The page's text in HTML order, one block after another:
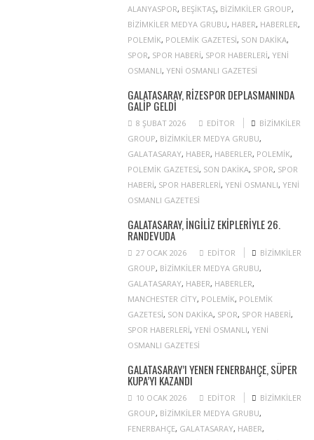
ALANYASPOR, BEŞIKTAŞ, BIZIMKILER GROUP,
BIZIMKILER MEDYA GRUBU, HABER, HABERLER,
POLEMIK, POLEMIK GAZETESI, SON DAKIKA,
SPOR, SPOR HABERI, SPOR HABERLERI, YENI
OSMANLI, YENI OSMANLI GAZETESI
GALATASARAY, RIZESPOR DEPLASMANINDA
GALIP GELDI
8 ŞUBAT 2026 EDITOR
BIZIMKILER
GROUP, BIZIMKILER MEDYA GRUBU,
GALATASARAY, HABER, HABERLER, POLEMIK,
POLEMIK GAZETESI, SON DAKIKA, SPOR, SPOR
HABERI, SPOR HABERLERI, YENI OSMANLI, YENI
OSMANLI GAZETESI
GALATASARAY, İNGILIZ EKIPLERIYLE 26.
RANDEVUDA
27 OCAK 2026 EDITOR
BIZIMKILER
GROUP, BIZIMKILER MEDYA GRUBU,
GALATASARAY, HABER, HABERLER,
MANCHESTER CITY, POLEMIK, POLEMIK
GAZETESI, SON DAKIKA, SPOR, SPOR HABERI,
SPOR HABERLERI, YENI OSMANLI, YENI
OSMANLI GAZETESI
GALATASARAY’I YENEN FENERBAHÇE, SÜPER
KUPA’YI KAZANDI
10 OCAK 2026 EDITOR
BIZIMKILER
GROUP, BIZIMKILER MEDYA GRUBU,
FENERBAHÇE, GALATASARAY, HABER,